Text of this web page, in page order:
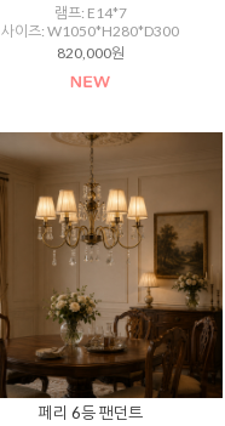
램프: E14*7
사이즈: W1050*H280*D300
820,000원
페리 6등 팬던트